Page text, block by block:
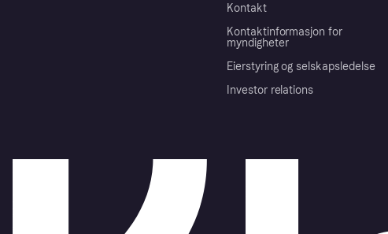
Kontakt
Kontaktinformasjon for
myndigheter
Eierstyring og selskapsledelse
Investor relations